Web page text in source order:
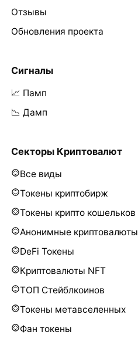
Отзывы
Обновления проекта
Сигналы
📈 Памп
📉 Дамп
Секторы Криптовалют
Все виды
Токены криптобирж
Токены крипто кошельков
Анонимные криптовалюты
DeFi Токены
Криптовалюты NFT
ТОП Стейблкоинов
Токены метавселенных
Фан токены